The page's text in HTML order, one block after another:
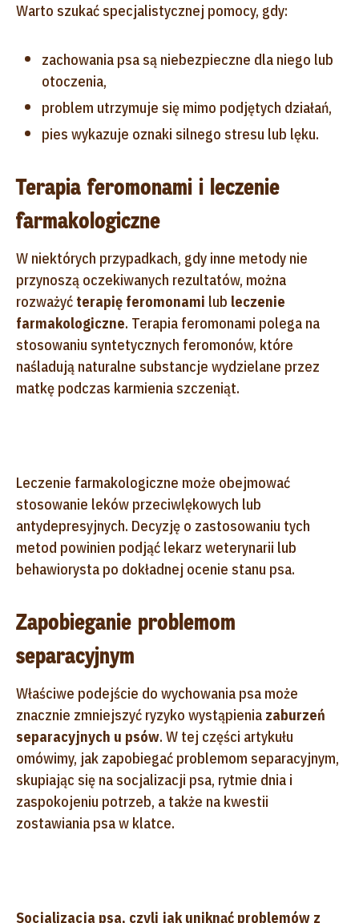
Warto szukać specjalistycznej pomocy, gdy:
zachowania psa są niebezpieczne dla niego lub
otoczenia,
problem utrzymuje się mimo podjętych działań,
pies wykazuje oznaki silnego stresu lub lęku.
Terapia feromonami i leczenie
farmakologiczne
W niektórych przypadkach, gdy inne metody nie
przynoszą oczekiwanych rezultatów, można
rozważyć terapię feromonami lub leczenie
farmakologiczne. Terapia feromonami polega na
stosowaniu syntetycznych feromonów, które
naśladują naturalne substancje wydzielane przez
matkę podczas karmienia szczeniąt.
Leczenie farmakologiczne może obejmować
stosowanie leków przeciwlękowych lub
antydepresyjnych. Decyzję o zastosowaniu tych
metod powinien podjąć lekarz weterynarii lub
behawiorysta po dokładnej ocenie stanu psa.
Zapobieganie problemom
separacyjnym
Właściwe podejście do wychowania psa może
znacznie zmniejszyć ryzyko wystąpienia zaburzeń
separacyjnych u psów. W tej części artykułu
omówimy, jak zapobiegać problemom separacyjnym,
skupiając się na socjalizacji psa, rytmie dnia i
zaspokojeniu potrzeb, a także na kwestii
zostawiania psa w klatce.
Socjalizacja psa, czyli jak uniknąć problemów z